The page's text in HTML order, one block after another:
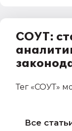
СОУТ:
Тег «СОУТ»
Все